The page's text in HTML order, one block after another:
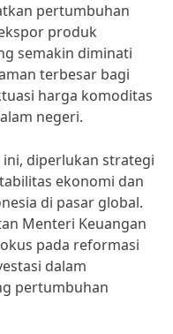
pertumbuhan
produk
semakin diminati
terbesar bagi
harga komoditas
negeri.
diperlukan strategi
ekonomi dan
di pasar global.
Menteri Keuangan
pada reformasi
dalam
pertumbuhan